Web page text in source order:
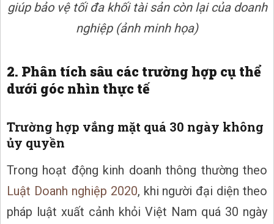
giúp bảo vệ tối đa khối tài sản còn lại của doanh
nghiệp (ảnh minh họa)
2. Phân tích sâu các trường hợp cụ thể
dưới góc nhìn thực tế
Trường hợp vắng mặt quá 30 ngày không
ủy quyền
Trong hoạt động kinh doanh thông thường theo
Luật Doanh nghiệp 2020, khi người đại diện theo
pháp luật xuất cảnh khỏi Việt Nam quá 30 ngày